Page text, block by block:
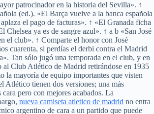
patrocinador en la historia del Sevilla». ↑
(ed.). «El Barça vuelve a la banca española
el pago de facturas». ↑ «El Granada ficha
Chelsea ya es de sangre azul». ↑ a b «San José
el club». ↑ Comparte el honor con José
cuarenta, si perdías el derbi contra el Madrid
Tan sólo jugó una temporada en el club, y en
al Club Atlético de Madrid retirándose en 1935
la mayoría de equipo importantes que visten
Atlético tienen dos versiones; una más
pero con mejores acabados. La
nueva camiseta atletico de madrid no entra
argentino de cara a un partido que puede